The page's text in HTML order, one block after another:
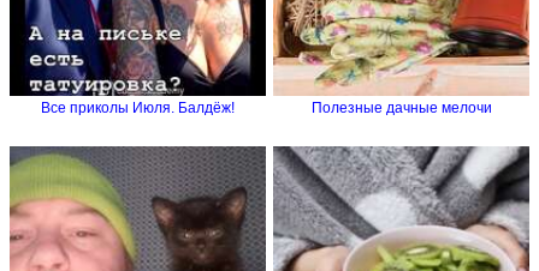
Все приколы Июля. Балдёж! Полезные дачные мелочи